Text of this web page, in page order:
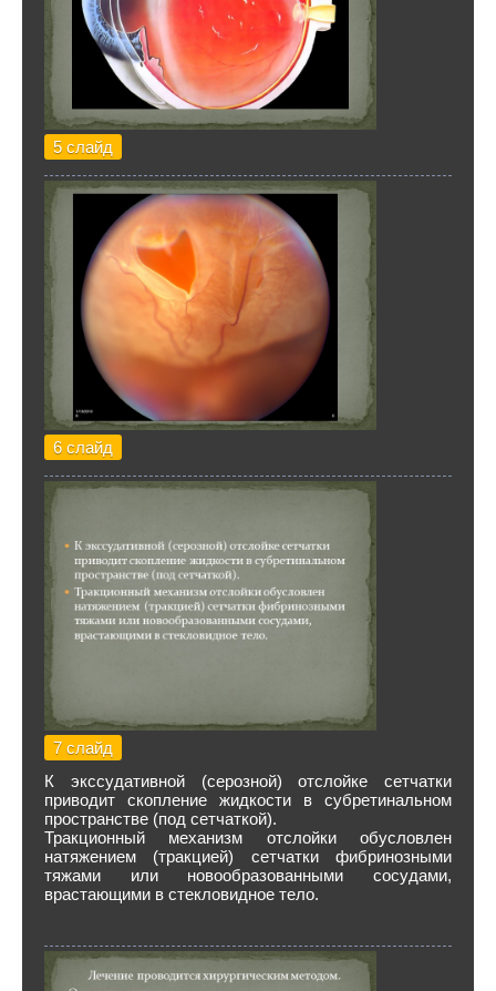
5 слайд
6 слайд
7 слайд
К экссудативной (серозной) отслойке сетчатки
приводит скопление жидкости в субретинальном
пространстве (под сетчаткой).
Тракционный механизм отслойки обусловлен
натяжением (тракцией) сетчатки фибринозными
тяжами или новообразованными сосудами,
врастающими в стекловидное тело.